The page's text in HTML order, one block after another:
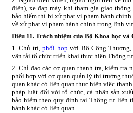
điện), xe đạp máy khi tham gia giao
bảo hiểm thì bị xử phạt vi phạm hành
về xử phạt vi phạm hành chính trong lĩnh
Điều 11. Trách nhiệm của Bộ Khoa học và
1. Chủ trì,phối hợp với Bộ Công
vận tải tổ chức triển khai thực hiện Thông
2. Chỉ đạo các cơ quan thanh tra, kiểm tra
phối hợp với cơ quan quản lý thị trường
quan khác có liên quan thực hiện việc
pháp luật đối với tổ chức, cá nhân sản
bảo hiểm theo quy định tại Thông tư liên
hành khác có liên quan.